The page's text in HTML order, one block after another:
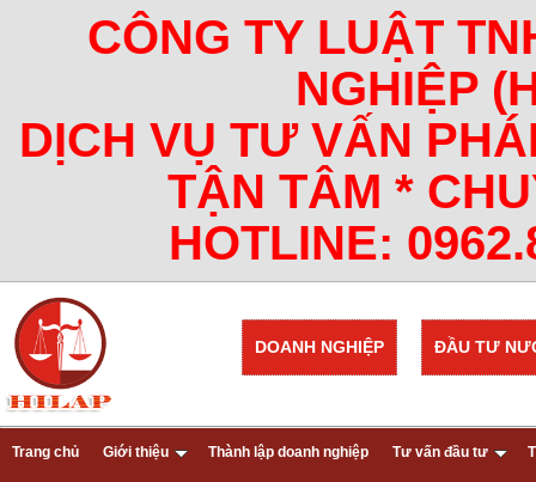
CÔNG TY LUẬT
NGHIỆP
DỊCH VỤ TƯ VẤN
TẬN TÂM *
HOTLINE:
ĐẦU TƯ
DOANH NGHIỆP
Trang chủ Giới thiệu Thành lập doanh nghiệp Tư vấn đầu tư